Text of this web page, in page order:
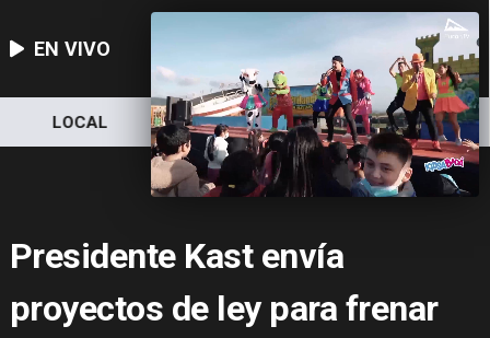
EN VIVO
LOCAL NACIONAL DEPORTES
Presidente Kast envía
proyectos de ley para frenar